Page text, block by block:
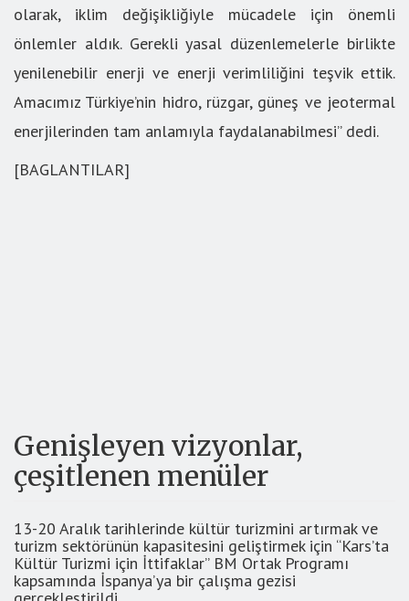
olarak, iklim değişikliğiyle mücadele için önemli
önlemler aldık. Gerekli yasal düzenlemelerle birlikte
yenilenebilir enerji ve enerji verimliliğini teşvik ettik.
Amacımız Türkiye’nin hidro, rüzgar, güneş ve jeotermal
enerjilerinden tam anlamıyla faydalanabilmesi” dedi.
[BAGLANTILAR]
Genişleyen vizyonlar,
çeşitlenen menüler
13-20 Aralık tarihlerinde kültür turizmini artırmak ve
turizm sektörünün kapasitesini geliştirmek için “Kars’ta
Kültür Turizmi için İttifaklar” BM Ortak Programı
kapsamında İspanya’ya bir çalışma gezisi